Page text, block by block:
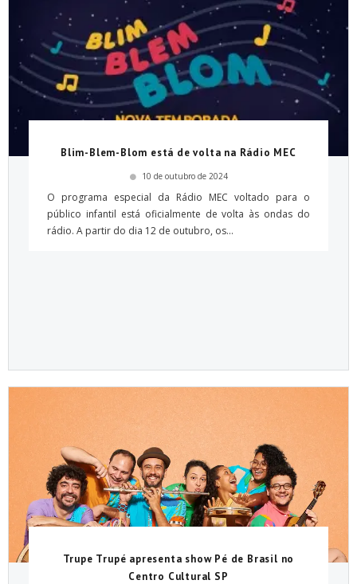
Blim-Blem-Blom está de volta na Rádio MEC
10 de outubro de 2024
O programa especial da Rádio MEC voltado para o
público infantil está oficialmente de volta às ondas do
rádio. A partir do dia 12 de outubro, os...
Trupe Trupé apresenta show Pé de Brasil no
Centro Cultural SP